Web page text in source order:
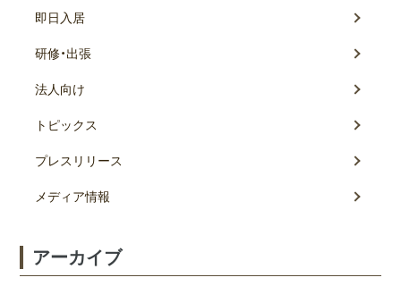
即日入居
研修・出張
法人向け
トピックス
プレスリリース
メディア情報
アーカイブ